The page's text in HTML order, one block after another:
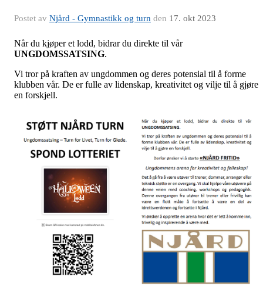
Postet av Njård - Gymnastikk og turn den 17. okt 2023
Når du kjøper et lodd, bidrar du direkte til vår
UNGDOMSSATSING.
Vi tror på kraften av ungdommen og deres potensial til å forme
klubben vår. De er fulle av lidenskap, kreativitet og vilje til å gjøre
en forskjell.